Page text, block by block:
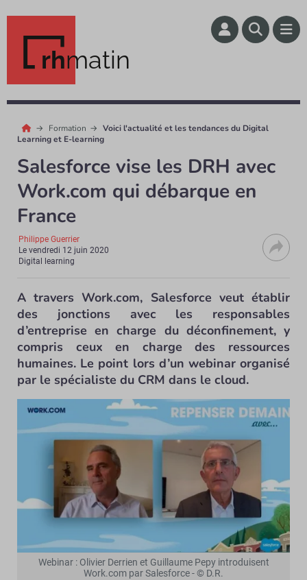
rhmatin
Formation
Voici l'actualité et les tendances du Digital
Learning et E-learning
Salesforce vise les DRH avec
Work.com qui débarque en
France
Philippe Guerrier
Levendredi 12 juin 2020
Digital learning
A travers Work.com, Salesforce veut établir
des jonctions avec les responsables
d’entreprise en charge du déconfinement, y
compris ceux en charge des ressources
humaines. Le point lors d’un webinar organisé
par le spécialiste du CRM dans le cloud.
Webinar : Olivier Derrien et Guillaume Pepy introduisent
Work.com par Salesforce - © D.R.